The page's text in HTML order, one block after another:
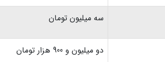
سه میلیون تومان
دو میلیون و 900 هزار تومان